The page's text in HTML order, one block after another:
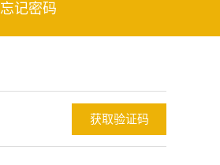
忘记密码
获取验证码